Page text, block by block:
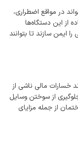
در مواقع اضطراری،
از این دستگاه‌ها
ایمن سازند تا بتوانند
خسارات مالی ناشی از
از سوختن وسایل
از جمله مزایای